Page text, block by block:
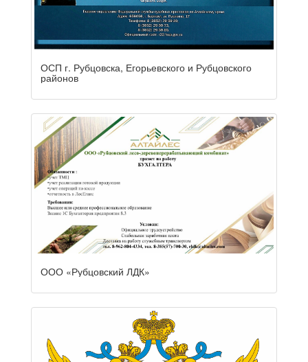
ОСП г. Рубцовска, Егорьевского и Рубцовского
районов
ООО «Рубцовский ЛДК»